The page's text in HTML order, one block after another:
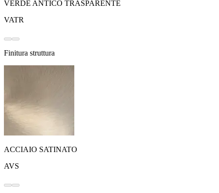
VERDE ANTICO TRASPARENTE
VATR
Finitura struttura
ACCIAIO SATINATO
AVS